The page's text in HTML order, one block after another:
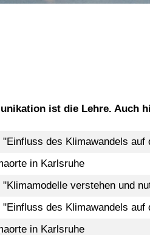
ist die Lehre. Auch
des Klimawandels
in Karlsruhe
verstehen und
des Klimawandels
in Karlsruhe